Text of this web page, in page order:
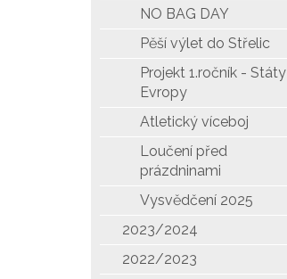
NO BAG DAY
Pěší výlet do Střelic
Projekt 1.ročník - Státy
Evropy
Atletický víceboj
Loučení před
prázdninami
Vysvědčení 2025
2023/2024
2022/2023